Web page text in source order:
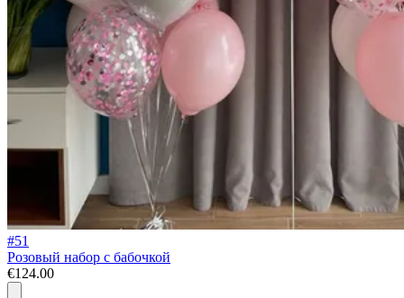
#51
Розовый набор с бабочкой
€124.00